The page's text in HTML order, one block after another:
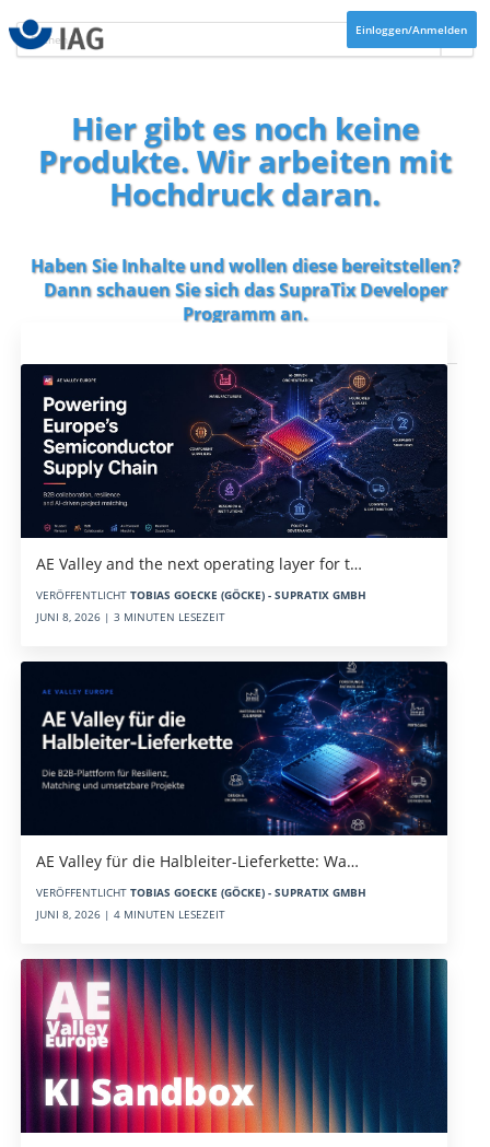
Einloggen/Anmelden
Hier gibt es noch keine
Produkte. Wir arbeiten mit
Hochdruck daran.
Haben Sie Inhalte und wollen diese bereitstellen?
Dann schauen Sie sich dasSupraTix Developer
Programman.
AE Valley and the next operating layer for t…
VERÖFFENTLICHT TOBIAS GOECKE (GÖCKE) - SUPRATIX GMBH
JUNI 8, 2026 | 3 MINUTEN LESEZEIT
AE Valley für die Halbleiter-Lieferkette: Wa…
VERÖFFENTLICHT TOBIAS GOECKE (GÖCKE) - SUPRATIX GMBH
JUNI 8, 2026 | 4 MINUTEN LESEZEIT